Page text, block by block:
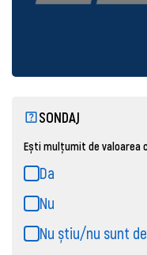
SONDAJ
Ești mulțumit de valoarea
Da
Nu
Nu știu/nu sunt